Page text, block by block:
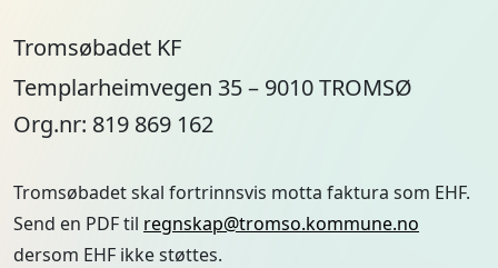
Tromsøbadet KF
Templarheimvegen 35 – 9010 TROMSØ
Org.nr: 819 869 162
Tromsøbadet skal fortrinnsvis motta faktura som EHF.
Send en PDF til regnskap@tromso.kommune.no
dersom EHF ikke støttes.